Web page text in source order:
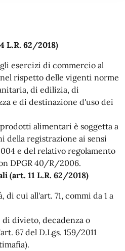
L.R. 62/2018)
esercizi di commercio al
rispetto delle vigenti norme
di edilizia, di
e di destinazione d'uso dei
alimentari è soggetta a
della registrazione ai sensi
e del relativo regolamento
DPGR 40/R/2006.
(art. 11 L.R. 62/2018)
cui all'art. 71, commi da 1 a
di divieto, decadenza o
67 del D.Lgs. 159/2011